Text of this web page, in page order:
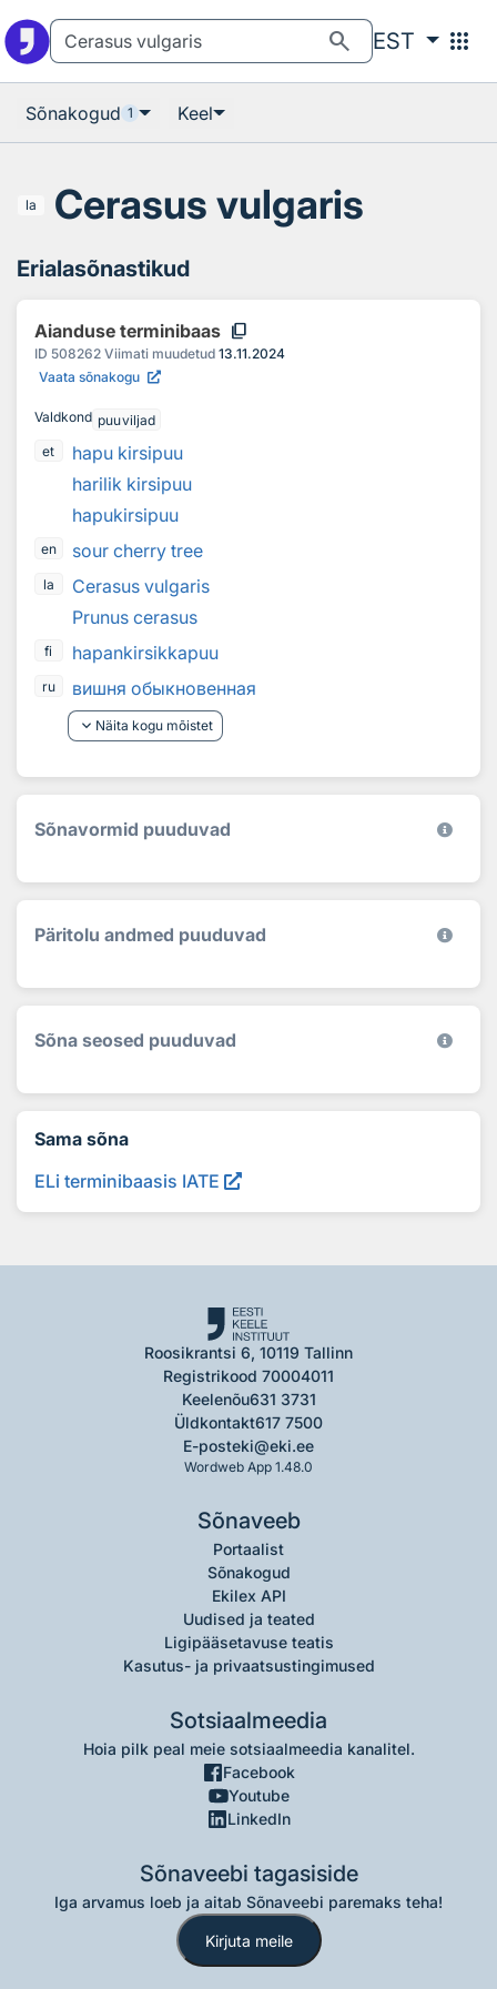
search EST apps
Sõnakogud 1 Keel
la Cerasus vulgaris
Erialasõnastikud
Aianduse terminibaas content_copy
ID 508262 Viimati muudetud 13.11.2024
Vaata sõnakogu
Valdkond puuviljad
et
hapu kirsipuu
harilik kirsipuu
hapukirsipuu
en sour cherry tree
la
Cerasus vulgaris
Prunus cerasus
fi hapankirsikkapuu
ru
вишня обыкновенная
keyboard_arrow_down Näita kogu mõistet
Sõnavormid puuduvad
Päritolu andmed puuduvad
Sõna seosed puuduvad
Sama sõna
ELi terminibaasis IATE
Roosikrantsi 6, 10119 Tallinn
Registrikood 70004011
Keelenõu631 3731
Üldkontakt617 7500
E-posteki@eki.ee
Wordweb App 1.48.0
Sõnaveeb
Portaalist
Sõnakogud
Ekilex API
Uudised ja teated
Ligipääsetavuse teatis
Kasutus- ja privaatsustingimused
Sotsiaalmeedia
Hoia pilk peal meie sotsiaalmeedia kanalitel.
Facebook
Youtube
LinkedIn
Sõnaveebi tagasiside
Iga arvamus loeb ja aitab Sõnaveebi paremaks teha!
Kirjuta meile